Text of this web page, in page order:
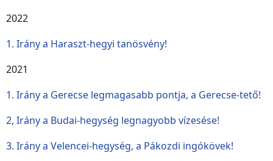
2022
1. Irány a Haraszt-hegyi tanösvény!
2021
1. Irány a Gerecse legmagasabb pontja, a Gerecse-tető!
2, Irány a Budai-hegység legnagyobb vízesése!
3. Irány a Velencei-hegység, a Pákozdi ingókövek!